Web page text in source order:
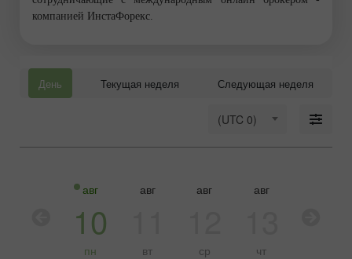
компанией ИнстаФорекс.
День Текущая неделя Следующая неделя
(UTC 0)
авг
10
пн
авг
вт
авг
ср
авг
чт